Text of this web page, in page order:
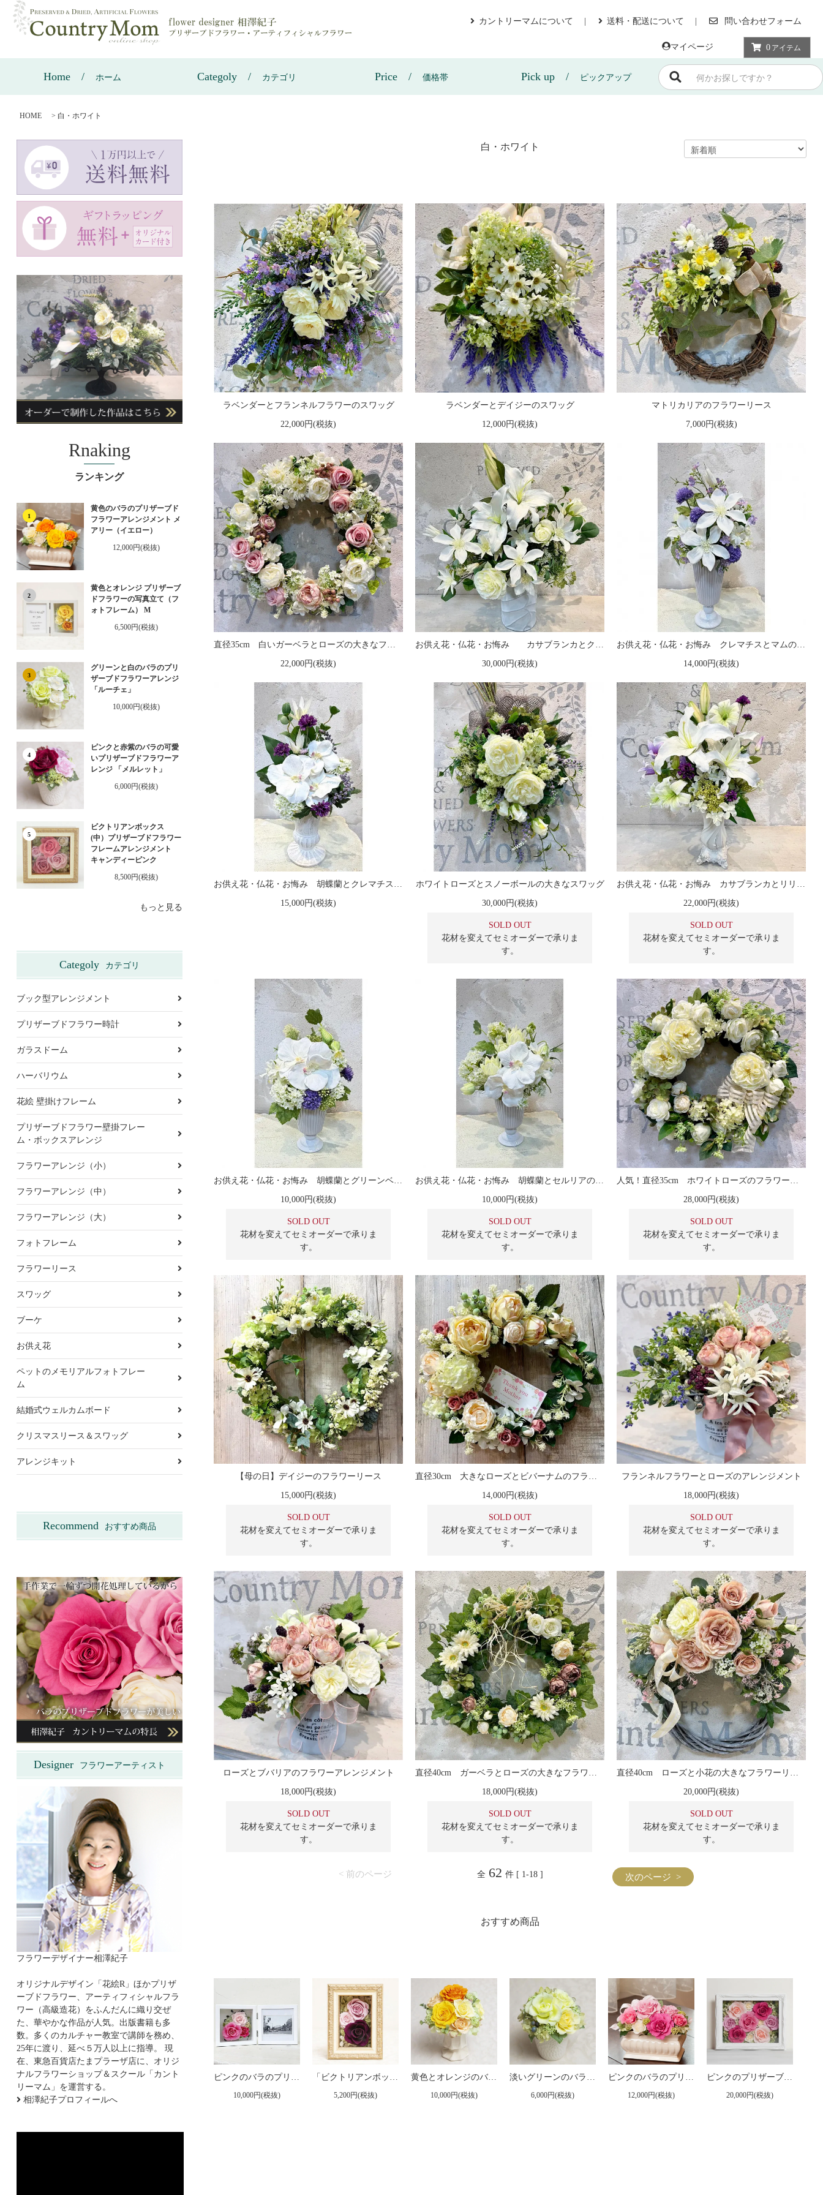
カントリーマムについて 送料・配送について 問い合わせフォーム
マイページ 0 アイテム
Home ホーム Categoly カテゴリ Price 価格帯 Pick up ピックアップ
HOME > 白・ホワイト
白・ホワイト
ラベンダーとフランネルフラワーのスワッグ
22,000円(税抜)
ラベンダーとデイジーのスワッグ
12,000円(税抜)
マトリカリアのフラワーリース
7,000円(税抜)
22,000円(税抜) 30,000円(税抜) 14,000円(税抜)
15,000円(税抜)
ホワイトローズとスノーボールの大きなスワッグ
30,000円(税抜)
SOLD OUT
花材を変えてセミオーダーで承りま
す。
22,000円(税抜)
SOLD OUT
花材を変えてセミオーダーで承りま
す。
10,000円(税抜)
SOLD OUT
花材を変えてセミオーダーで承りま
す。
10,000円(税抜)
SOLD OUT
花材を変えてセミオーダーで承りま
す。
28,000円(税抜)
SOLD OUT
花材を変えてセミオーダーで承りま
す。
【母の日】デイジーのフラワーリース
15,000円(税抜)
SOLD OUT
花材を変えてセミオーダーで承りま
す。
直径30cm 大きなローズとビバーナムのフラワーリース
14,000円(税抜)
SOLD OUT
花材を変えてセミオーダーで承りま
す。
フランネルフラワーとローズのアレンジメント
18,000円(税抜)
SOLD OUT
花材を変えてセミオーダーで承りま
す。
ローズとブバリアのフラワーアレンジメント
18,000円(税抜)
SOLD OUT
花材を変えてセミオーダーで承りま
す。
直径40cm ガーベラとローズの大きなフラワーリース
18,000円(税抜)
SOLD OUT
花材を変えてセミオーダーで承りま
す。
直径40cm ローズと小花の大きなフラワーリース
20,000円(税抜)
SOLD OUT
花材を変えてセミオーダーで承りま
す。
< 前のページ 次のページ >
全 62 件 [ 1-18 ]
おすすめ商品
ピンクのバラのプリザーブドフラワーの写真立て（フォトフレーム） L（ピンク） ※ギフトタイプ2
10,000円(税抜)
「ビクトリアンボックス」（小）プリザーブドフラワー フレームアレンジメント ピンク
5,200円(税抜)
黄色とオレンジのバラのプリザーブドフラワーアレンジ 「ルーチェ」
10,000円(税抜)
淡いグリーンのバラの可愛いプリザーブドフラワーアレンジ 「メルレット」
6,000円(税抜)
ピンクのバラのプリザーブドフラワーアレンジメント メアリー（ピンク）
12,000円(税抜)
ピンクのプリザーブドフラワー 壁掛け豪華なボックスフレームアレンジメント ヨーロピアン （ピンク） ※ギフトタイプ2
20,000円(税抜)
Rnaking
ランキング
1
黄色のバラのプリザーブド
フラワーアレンジメント メ
アリー（イエロー）
12,000円(税抜)
2
黄色とオレンジ プリザーブ
ドフラワーの写真立て（フ
ォトフレーム） M
6,500円(税抜)
3
グリーンと白のバラのプリ
ザーブドフラワーアレンジ
「ルーチェ」
10,000円(税抜)
4
ピンクと赤紫のバラの可愛
いプリザーブドフラワーア
レンジ 「メルレット」
6,000円(税抜)
5
ビクトリアンボックス
(中）プリザーブドフラワー
フレームアレンジメント
キャンディーピンク
8,500円(税抜)
もっと見る
Categoly カテゴリ
ブック型アレンジメント
プリザーブドフラワー時計
ガラスドーム
ハーバリウム
花絵 壁掛けフレーム
プリザーブドフラワー壁掛フレー
ム・ボックスアレンジ
フラワーアレンジ（小）
フラワーアレンジ（中）
フラワーアレンジ（大）
フォトフレーム
フラワーリース
スワッグ
ブーケ
お供え花
ペットのメモリアルフォトフレー
ム
結婚式ウェルカムボード
クリスマスリース＆スワッグ
アレンジキット
Recommend おすすめ商品
Designer フラワーアーティスト
フラワーデザイナー相澤紀子
オリジナルデザイン「花絵R」ほかプリザ
ーブドフラワー、アーティフィシャルフラ
ワー（高級造花）をふんだんに織り交ぜ
た、華やかな作品が人気。出版書籍も多
数。多くのカルチャー教室で講師を務め、
25年に渡り、延べ５万人以上に指導。 現
在、東急百貨店たまプラーザ店に、オリジ
ナルフラワーショップ＆スクール「カント
リーマム」を運営する。
相澤紀子プロフィールへ